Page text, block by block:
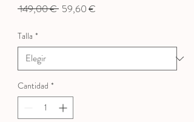
149,00 € Precio
59,60 €
Talla *
Cantidad *